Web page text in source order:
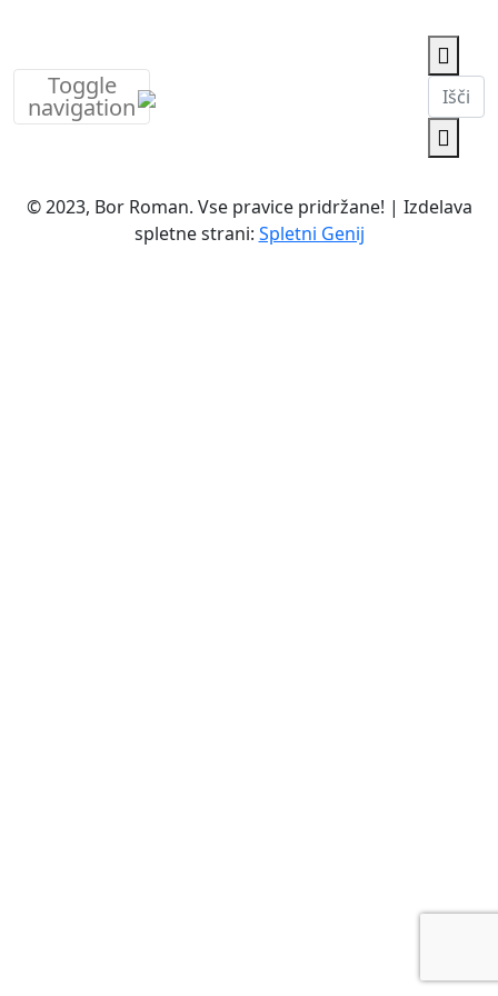
Toggle
navigation
© 2023, Bor Roman. Vse pravice pridržane! | Izdelava
spletne strani: Spletni Genij